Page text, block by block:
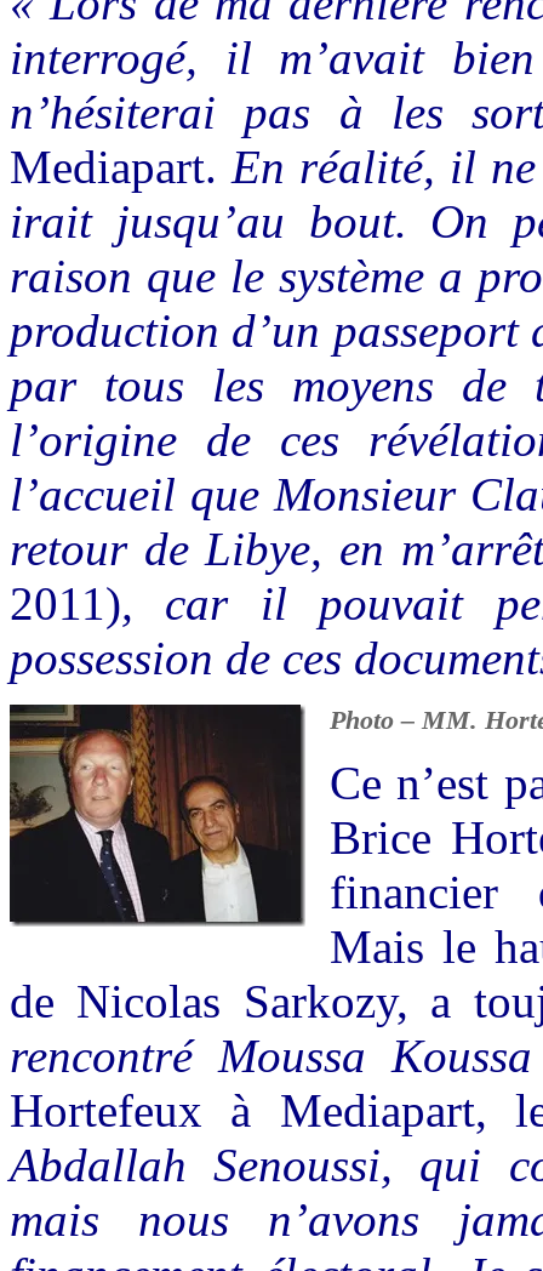
interrogé, il m’avait
n’hésiterai pas à les
Mediapart. En réalité, il ne
irait jusqu’au bout. On
raison que le système a
production d’un passeport
par tous les moyens
l’origine de ces
l’accueil que Monsieur
retour de Libye, en
2011), car il pouvait
possession de ces
Photo – MM.
Ce n’est
Brice
financier
Mais le
de Nicolas Sarkozy, a
rencontré Moussa
Hortefeux à
Abdallah Senoussi, qui
mais nous n’avons